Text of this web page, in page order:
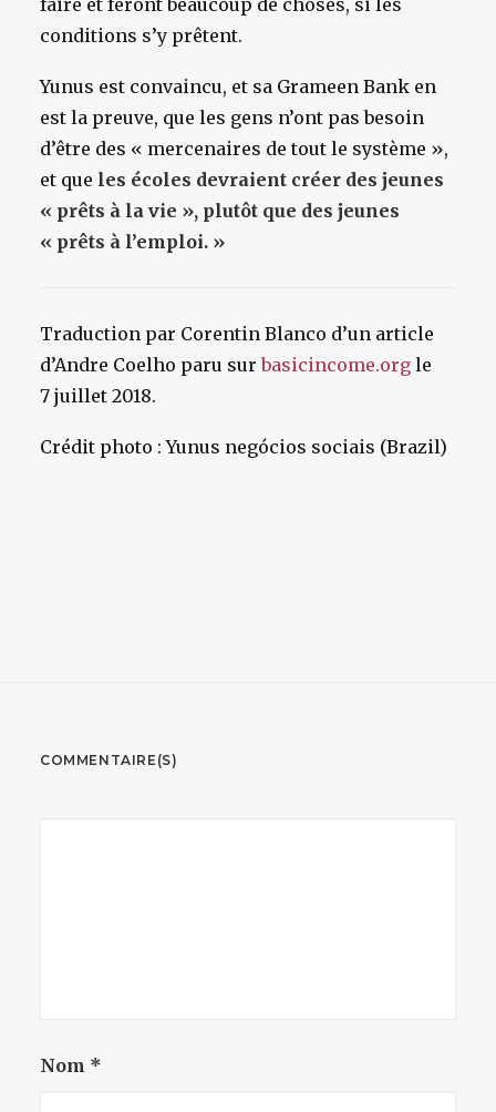
faire et feront beaucoup de choses, si les
conditions s’y prêtent.
Yunus est convaincu, et sa Grameen Bank en
est la preuve, que les gens n’ont pas besoin
d’être des « mercenaires de tout le système »,
et que les écoles devraient créer des jeunes
« prêts à la vie », plutôt que des jeunes
« prêts à l’emploi. »
Traduction par Corentin Blanco d’un article
d’Andre Coelho paru surbasicincome.org le
7 juillet 2018.
Crédit photo : Yunus negócios sociais (Brazil)
COMMENTAIRE(S)
Nom *